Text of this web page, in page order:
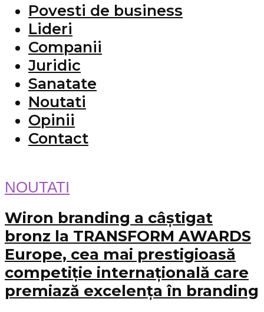
Povesti de business
Lideri
Companii
Juridic
Sanatate
Noutati
Opinii
Contact
NOUTATI
Wiron branding a câștigat
bronz la TRANSFORM AWARDS
Europe, cea mai prestigioasă
competiție internațională care
premiază excelența în branding